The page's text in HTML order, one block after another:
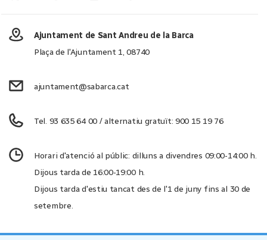
Ajuntament de Sant Andreu de la Barca
Plaça de l'Ajuntament 1, 08740
ajuntament@sabarca.cat
Tel. 93 635 64 00 / alternatiu gratuït: 900 15 19 76
Horari d'atenció al públic: dilluns a divendres 09:00-14:00 h.
Dijous tarda de 16:00-19:00 h.
Dijous tarda d'estiu tancat des de l'1 de juny fins al 30 de
setembre.